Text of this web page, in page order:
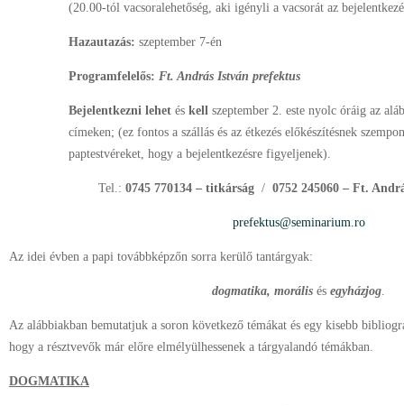
(20.00-tól vacsoralehetőség, aki igényli a vacsorát az
Hazautazás: szeptember 7-én
Programfelelős: Ft. András István prefektus
Bejelentkezni lehet éskellszeptember 2. este nyolc óráig az
címeken; (ez fontos a szállás és az étkezés előkészítésnek
paptestvéreket, hogy a bejelentkezésre figyeljenek).
Tel.:0745 770134 – titkárság /0752 245060 – Ft.
prefektus@seminarium.ro
Az idei évben a papi továbbképzőn sorra kerülő tantárgyak:
dogmatika, morális ésegyházjog.
Az alábbiakban bemutatjuk a soron következő témákat és egy kisebb
hogy a résztvevők már előre elmélyülhessenek a tárgyalandó témákban.
DOGMATIKA